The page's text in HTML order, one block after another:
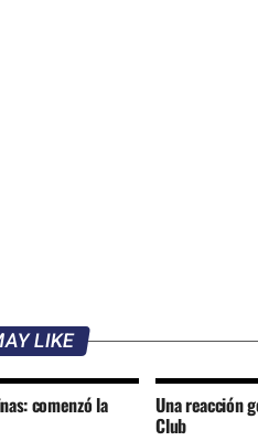
LIKE
comenzó la Una reacción
Club